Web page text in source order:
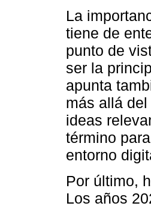
La
tiene de
punto de
ser la
apunta
más allá
ideas
término
entorno
Por último,
Los años